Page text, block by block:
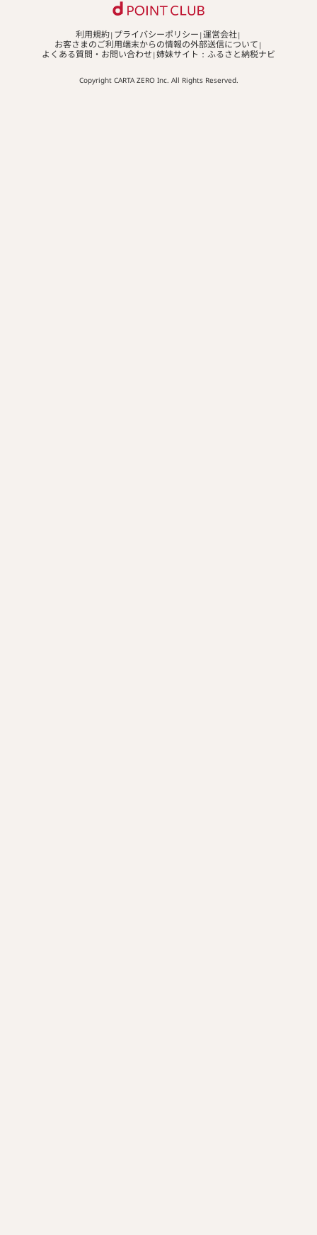
利用規約 プライバシーポリシー 運営会社
お客さまのご利用端末からの情報の外部送信について
よくある質問・お問い合わせ 姉妹サイト：ふるさと納税ナビ
Copyright CARTA ZERO Inc. All Rights Reserved.